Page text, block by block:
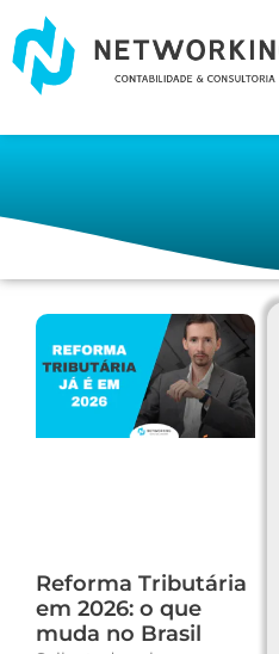
Reforma Tributária
em 2026: o que
muda no Brasil